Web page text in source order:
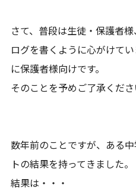
さて、普段は生徒・保護者
ログを書くように心がけて
に保護者様向けです。
そのことを予めご了承くださ
数年前のことですが、ある
トの結果を持ってきました。
結果は・・・